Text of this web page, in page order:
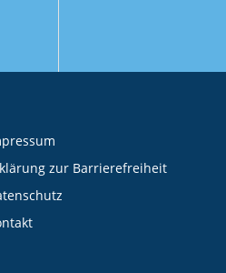
zur Barrierefreiheit